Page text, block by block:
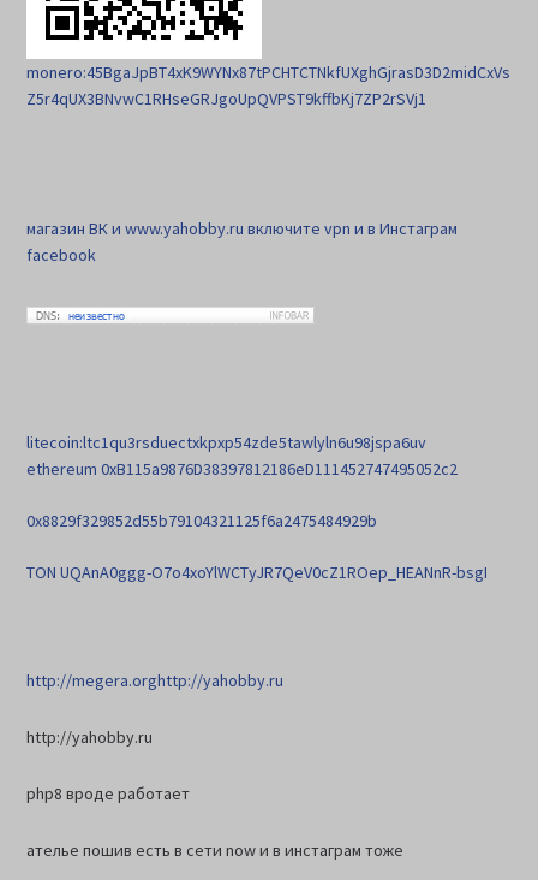
monero:45BgaJpBT4xK9WYNx87tPCHTCTNkfUXghGjrasD3D2midCxVs
Z5r4qUX3BNvwC1RHseGRJgoUpQVPST9kffbKj7ZP2rSVj1
магазин ВК и www.yahobby.ru включите vpn и в Инстаграм
facebook
litecoin:ltc1qu3rsduectxkpxp54zde5tawlyln6u98jspa6uv
ethereum 0xB115a9876D38397812186eD111452747495052c2
0x8829f329852d55b79104321125f6a2475484929b
TON UQAnA0ggg-O7o4xoYlWCTyJR7QeV0cZ1ROep_HEANnR-bsgI
http://megera.orghttp://yahobby.ru
http://yahobby.ru
php8 вроде работает
ателье пошив есть в сети now и в инстаграм тоже